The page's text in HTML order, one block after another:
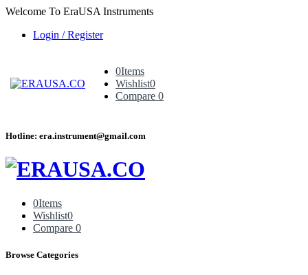
Welcome To EraUSA Instruments
Login / Register
0Items
Wishlist0
Compare 0
Hotline: era.instrument@gmail.com
0Items
Wishlist0
Compare 0
Browse Categories